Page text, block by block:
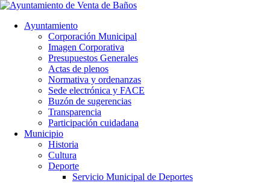
Ayuntamiento
Corporación Municipal
Imagen Corporativa
Presupuestos Generales
Actas de plenos
Normativa y ordenanzas
Sede electrónica y FACE
Buzón de sugerencias
Transparencia
Participación cuidadana
Municipio
Historia
Cultura
Deporte
Servicio Municipal de Deportes